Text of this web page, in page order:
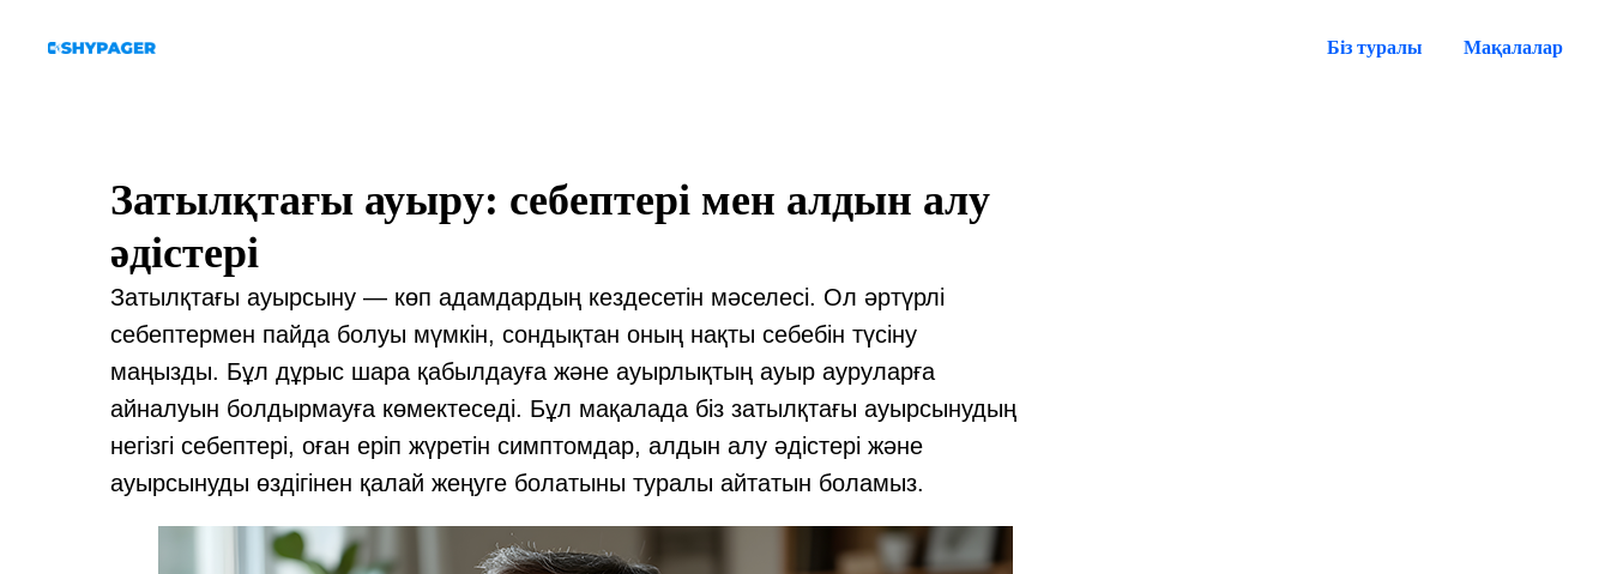
Біз туралы Мақалалар
Затылқтағы ауыру: себептері мен алдын алу
әдістері
Затылқтағы ауырсыну — көп адамдардың кездесетін мәселесі. Ол әртүрлі
себептермен пайда болуы мүмкін, сондықтан оның нақты себебін түсіну
маңызды. Бұл дұрыс шара қабылдауға және ауырлықтың ауыр ауруларға
айналуын болдырмауға көмектеседі. Бұл мақалада біз затылқтағы ауырсынудың
негізгі себептері, оған еріп жүретін симптомдар, алдын алу әдістері және
ауырсынуды өздігінен қалай жеңуге болатыны туралы айтатын боламыз.